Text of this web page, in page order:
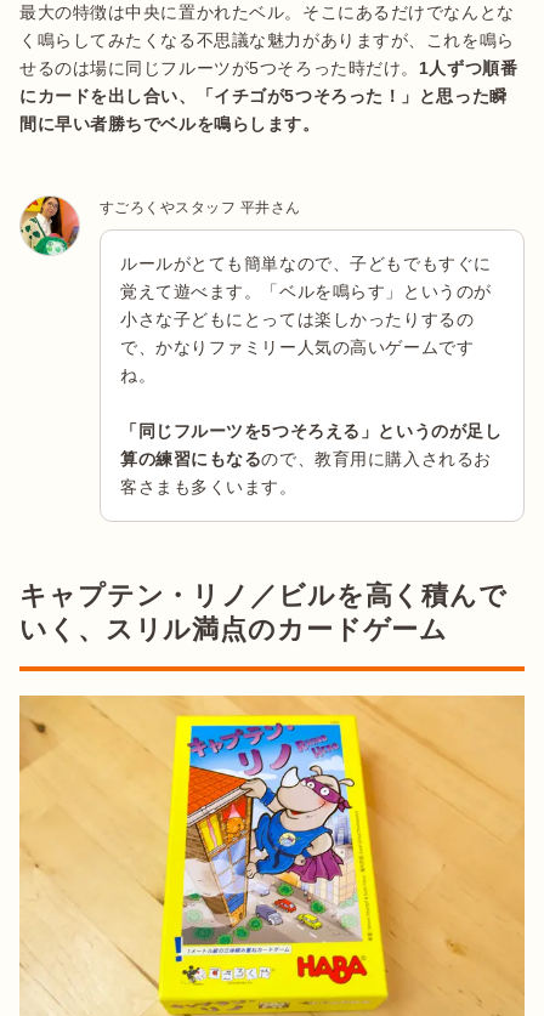
最大の特徴は中央に置かれたベル。そこにあるだけでなんとな
く鳴らしてみたくなる不思議な魅力がありますが、これを鳴ら
せるのは場に同じフルーツが5つそろった時だけ。 1人ずつ順番
にカードを出し合い、「イチゴが5つそろった！」と思った瞬
間に早い者勝ちでベルを鳴らします。
すごろくやスタッフ 平井さん
ルールがとても簡単なので、子どもでもすぐに
覚えて遊べます。「ベルを鳴らす」というのが
小さな子どもにとっては楽しかったりするの
で、かなりファミリー人気の高いゲームです
ね。
「同じフルーツを5つそろえる」というのが足し
算の練習にもなるので、教育用に購入されるお
客さまも多くいます。
キャプテン・リノ／ビルを高く積んで
いく、スリル満点のカードゲーム